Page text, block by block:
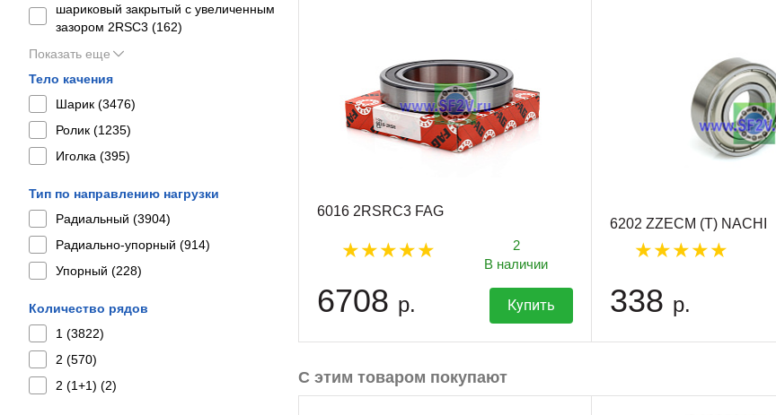
шариковый закрытый с увеличенным
зазором 2RSС3 (162)
Показать еще
Тело качения
Шарик (3476)
Ролик (1235)
Иголка (395)
Тип по направлению нагрузки
Радиальный (3904)
Радиально-упорный (914)
Упорный (228)
Количество рядов
1 (3822)
2 (570)
2 (1+1) (2)
6016 2RSRC3 FAG
2
В наличии
6708 р. Купить
6202 ZZECM (T) NACHI
338 р.
С этим товаром покупают